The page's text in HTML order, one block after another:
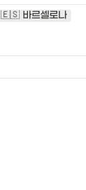
🇪🇸 바르셀로나